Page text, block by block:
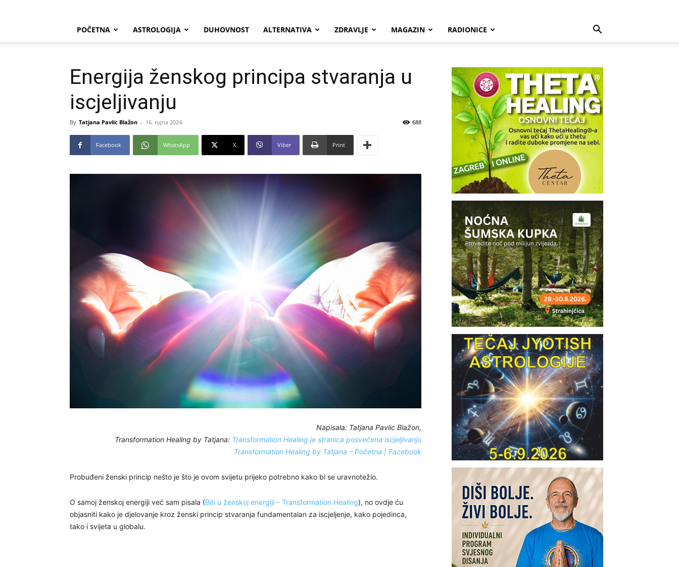
POČETNA ASTROLOGIJA DUHOVNOST ALTERNATIVA ZDRAVLJE MAGAZIN RADIONICE
Energija ženskog principa stvaranja u
iscjeljivanju
By Tatjana Pavlic Blažon - 16. rujna 2024. 688
Facebook WhatsApp X Viber Print
Napisala: Tatjana Pavlic Blažon,
Transformation Healing by Tatjana: Transformation Healing je stranica posvećena iscjeljivanju
Transformation Healing by Tatjana – Početna | Facebook
Probuđeni ženski princip nešto je što je ovom svijetu prijeko potrebno kako bi se uravnotežio.
O samoj ženskoj energiji već sam pisala (Biti u ženskoj energiji – Transformation Healing), no ovdje ću
objasniti kako je djelovanje kroz ženski princip stvaranja fundamentalan za iscjeljenje, kako pojedinca,
tako i svijeta u globalu.